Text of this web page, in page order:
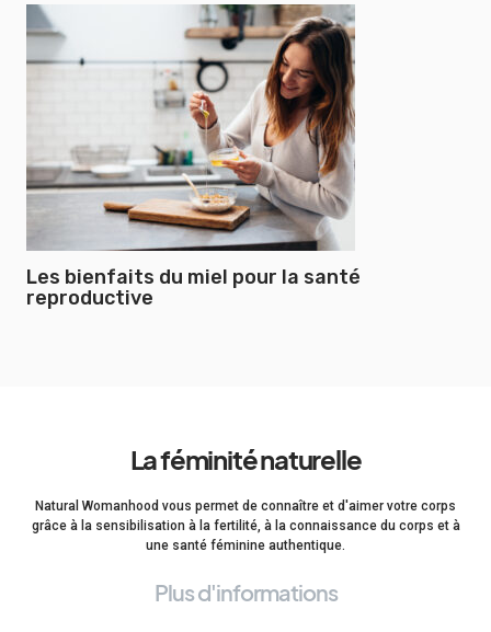
Les bienfaits du miel pour la santé
reproductive
La féminité naturelle
Natural Womanhood vous permet de connaître et d'aimer votre corps
grâce à la sensibilisation à la fertilité, à la connaissance du corps et à
une santé féminine authentique.
Plus d'informations